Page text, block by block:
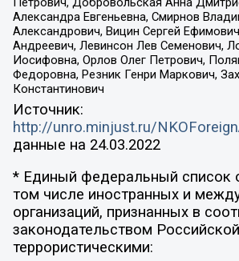
Александра Евгеньевна, Смирнов
Александрович, Вицин Сергей
Андреевич, Левинсон Лев Семенович,
Иосифовна, Орлов Олег Петрович,
Федоровна, Резник Генри Маркович,
Константинович
Источник:
http://unro.minjust.ru/
данные на 24.03.2022
* Единый федеральный список
том числе иностранных и
организаций, признанных в
законодательством
террористическими: